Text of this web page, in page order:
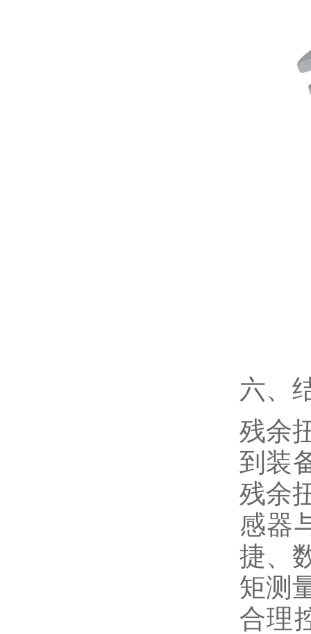
六、
残余
到装
残余
感器
捷、
矩测
合理